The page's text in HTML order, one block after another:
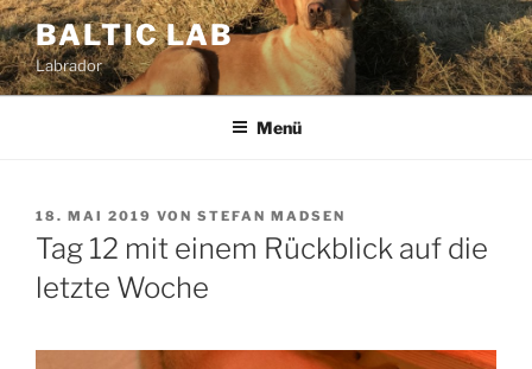
Zum
Inhalt
springen
BALTIC LAB
Labrador
Menü
VERÖFFENTLICHT
AM
18. MAI 2019 VON STEFAN MADSEN
Tag 12 mit einem Rückblick auf die
letzte Woche